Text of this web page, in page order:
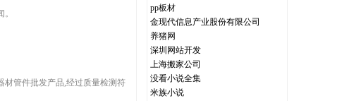
管件批发产品,经过质量检测符
pp板材
金现代信息产业股份有限公司
养猪网
深圳网站开发
上海搬家公司
没看小说全集
米族小说